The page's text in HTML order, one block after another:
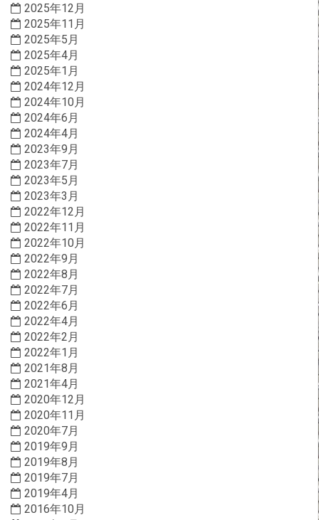
2025年12月
2025年11月
2025年5月
2025年4月
2025年1月
2024年12月
2024年10月
2024年6月
2024年4月
2023年9月
2023年7月
2023年5月
2023年3月
2022年12月
2022年11月
2022年10月
2022年9月
2022年8月
2022年7月
2022年6月
2022年4月
2022年2月
2022年1月
2021年8月
2021年4月
2020年12月
2020年11月
2020年7月
2019年9月
2019年8月
2019年7月
2019年4月
2016年10月